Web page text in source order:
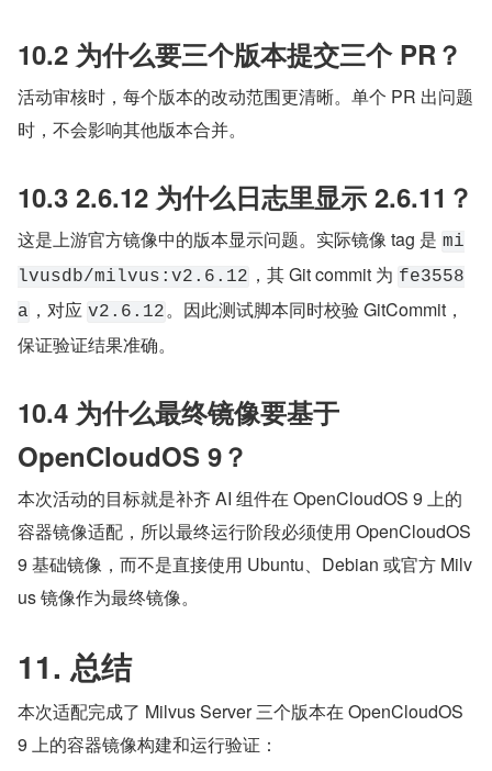
10.2 为什么要三个版本提交三个 PR？
活动审核时，每个版本的改动范围更清晰。单个 PR 出问题
时，不会影响其他版本合并。
10.3 2.6.12 为什么日志里显示 2.6.11？
这是上游官方镜像中的版本显示问题。实际镜像 tag 是 mi
lvusdb/milvus:v2.6.12 ，其 Git commit 为 fe3558
a ，对应 v2.6.12。因此测试脚本同时校验 GitCommit，
保证验证结果准确。
10.4 为什么最终镜像要基于
OpenCloudOS 9？
本次活动的目标就是补齐 AI 组件在 OpenCloudOS 9 上的
容器镜像适配，所以最终运行阶段必须使用 OpenCloudOS
9 基础镜像，而不是直接使用 Ubuntu、Debian 或官方 Milv
us 镜像作为最终镜像。
11. 总结
本次适配完成了 Milvus Server 三个版本在 OpenCloudOS
9 上的容器镜像构建和运行验证：